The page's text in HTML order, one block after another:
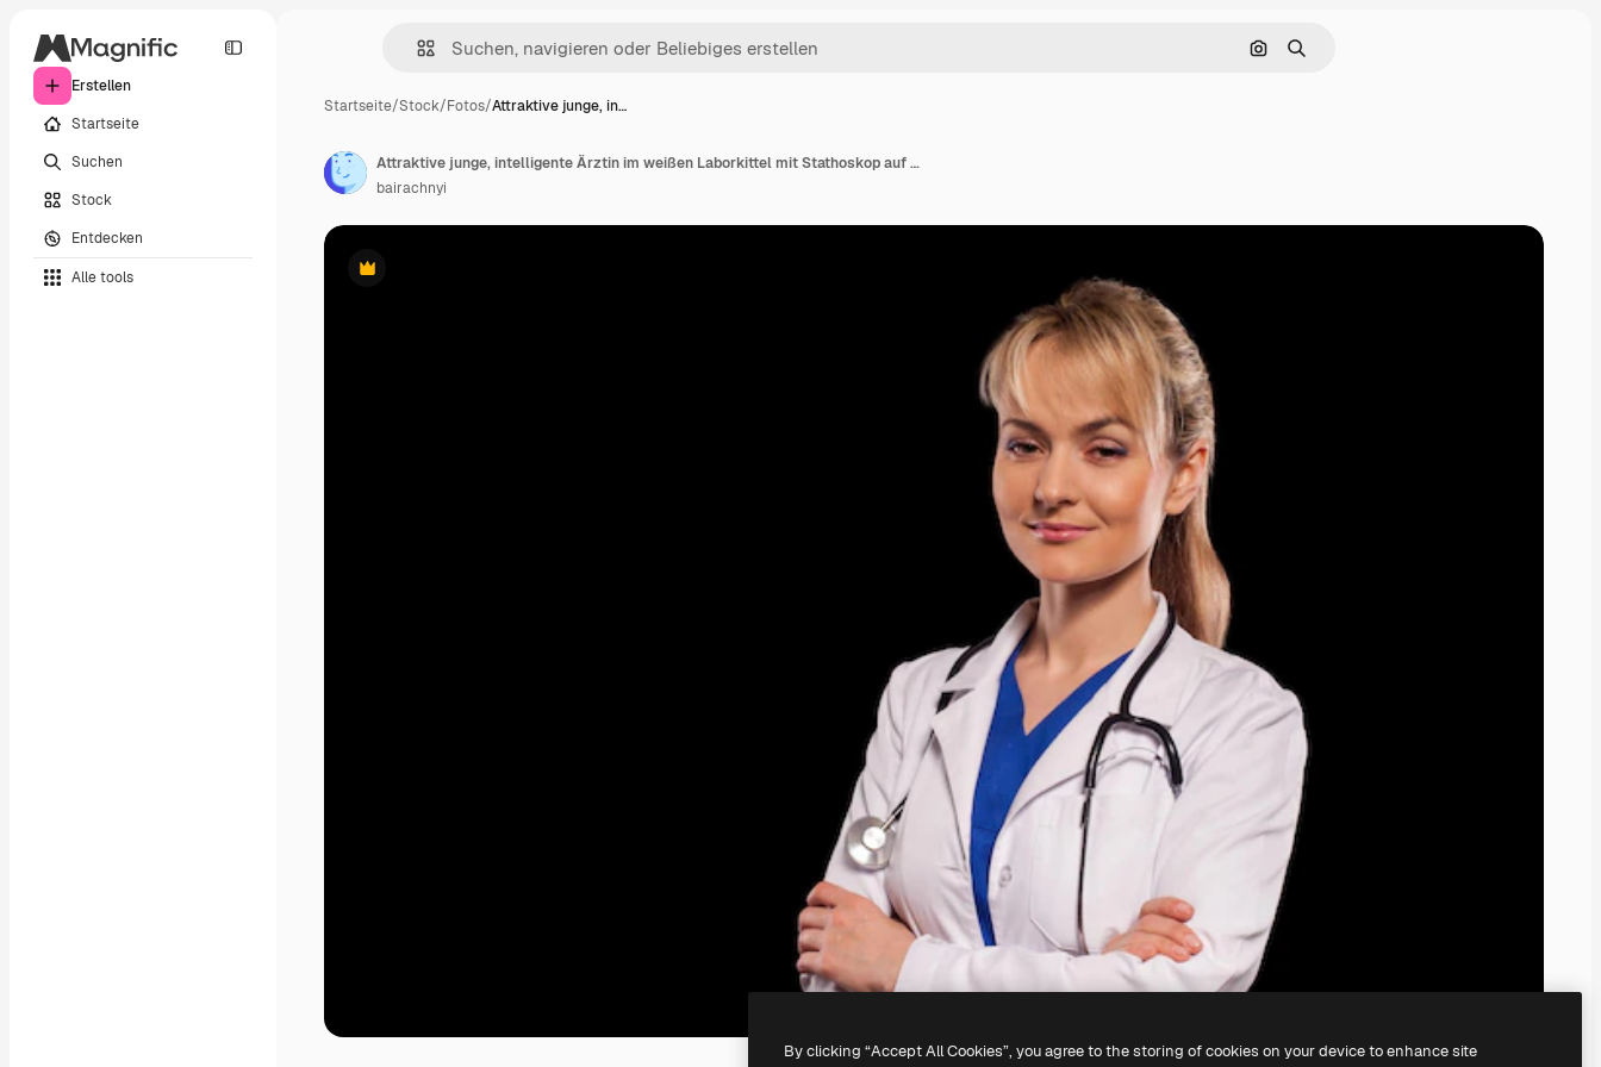
Erstellen
Startseite
Suchen
Stock
Entdecken
Alle tools
Nach Bild suchen
Suchen
Startseite/Stock/Fotos/Attraktive junge, in…
Premium
Attraktive junge, intelligente Ärztin im weißen Laborkittel mit Stathoskop auf schwarzem Hintergrund
bairachnyi
By clicking “Accept All Cookies”, you agree to the storing of cookies on your device to enhance site